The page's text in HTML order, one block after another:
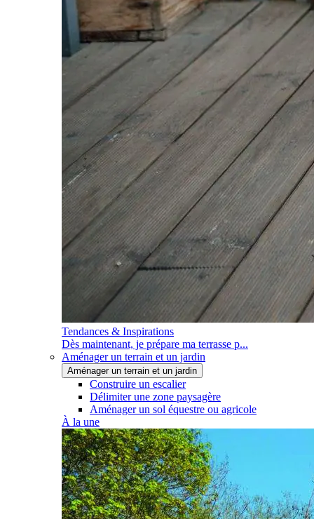
Tendances & Inspirations
Dès maintenant, je prépare ma terrasse p...
Aménager un terrain et un jardin
Aménager un terrain et un jardin
Construire un escalier
Délimiter une zone paysagère
Aménager un sol équestre ou agricole
À la une